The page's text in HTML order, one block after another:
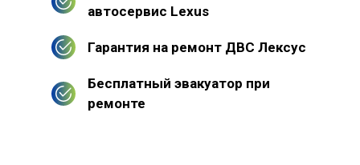
автосервис Lexus
Гарантия на ремонт ДВС Лексус
Бесплатный эвакуатор при
ремонте